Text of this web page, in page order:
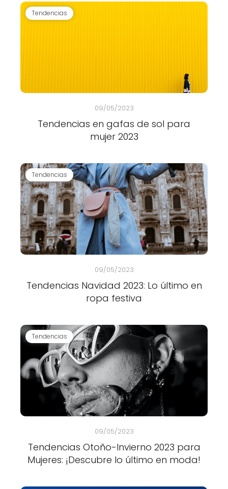
Tendencias
09/05/2023
Tendencias en gafas de sol para
mujer 2023
Tendencias
09/05/2023
Tendencias Navidad 2023: Lo último en
ropa festiva
Tendencias
09/05/2023
Tendencias Otoño-Invierno 2023 para
Mujeres: ¡Descubre lo último en moda!